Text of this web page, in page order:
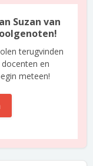
Suzan van
terugvinden
en
meteen!